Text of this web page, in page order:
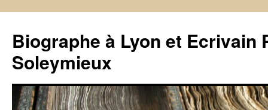
Biographe à Lyon et Ecrivain
Soleymieux